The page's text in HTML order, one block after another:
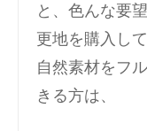
と、色んな要
更地を購入して
自然素材をフ
きる方は、